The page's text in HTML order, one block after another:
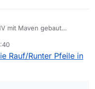
No class
one cannot be found.
mit Maven gebaut
1252
weglassen. Das wird
UTF-8 gesetzt.
Rauf/Runter Pfeile in